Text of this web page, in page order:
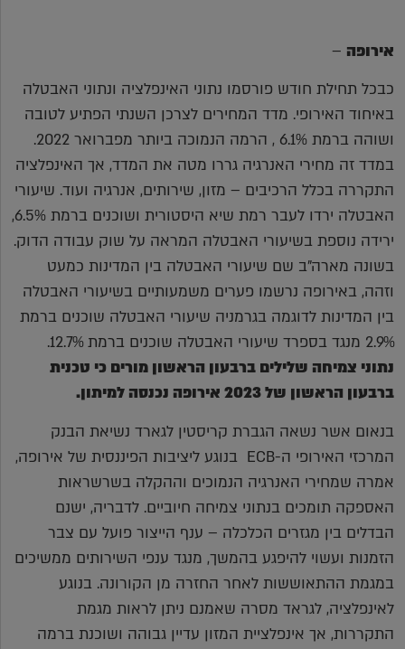
אירופה –
כבכל תחילת חודש פורסמו נתוני האינפלציה ונתוני האבטלה
באיחוד האירופי. מדד המחירים לצרכן השנתי הפתיע לטובה
ושוהה ברמת 6.1% , הרמה הנמוכה ביותר מפברואר 2022.
במדד זה מחירי האנרגיה גררו מטה את המדד, אך האינפלציה
התקררה בכלל הרכיבים – מזון, שירותים, אנרגיה ועוד. שיעורי
האבטלה ירדו לעבר רמת שיא היסטורית ושוכנים ברמת 6.5%,
ירידה נוספת בשיעורי האבטלה המראה על שוק עבודה הדוק.
בשונה מארה"ב שם שיעורי האבטלה בין המדינות כמעט
וזהה, באירופה נרשמו פערים משמעותיים בשיעורי האבטלה
בין המדינות לדוגמה בגרמניה שיעורי האבטלה שוכנים ברמת
2.9% מנגד בספרד שיעורי האבטלה שוכנים ברמת 12.7%.
נתוני צמיחה שלילים ברבעון הראשון מורים כי טכנית
ברבעון הראשון של 2023 אירופה נכנסה למיתון.
בנאום אשר נשאה הגברת קריסטין לגארד נשיאת הבנק
המרכזי האירופי ה-ECB בנוגע ליציבות הפיננסית של אירופה,
אמרה שמחירי האנרגיה הנמוכים וההקלה בשרשראות
האספקה תומכים בנתוני צמיחה חיוביים. לדבריה, ישנם
הבדלים בין מגזרים הכלכלה – ענף הייצור פועל עם צבר
הזמנות ועשוי להיפגע בהמשך, מנגד ענפי השירותים ממשיכים
במגמת ההתאוששות לאחר החזרה מן הקורונה. בנוגע
לאינפלציה, לגראד מסרה שאמנם ניתן לראות מגמת
התקררות, אך אינפלציית המזון עדיין גבוהה ושוכנת ברמה